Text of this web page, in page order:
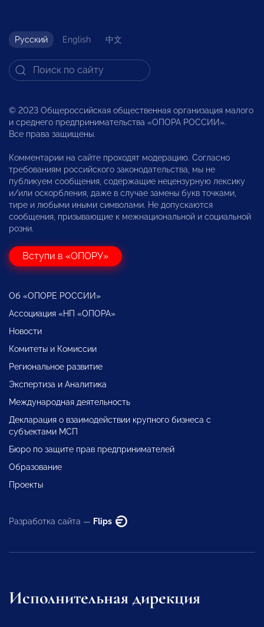
Русский English 中文
© 2023 Общероссийская общественная организация малого
и среднего предпринимательства «ОПОРА РОССИИ».
Все права защищены.
Комментарии на сайте проходят модерацию. Согласно
требованиям российского законодательства, мы не
публикуем сообщения, содержащие нецензурную лексику
и/или оскорбления, даже в случае замены букв точками,
тире и любыми иными символами. Не допускаются
сообщения, призывающие к межнациональной и социальной
розни.
Вступи в «ОПОРУ»
Об «ОПОРЕ РОССИИ»
Ассоциация «НП «ОПОРА»
Новости
Комитеты и Комиссии
Региональное развитие
Экспертиза и Аналитика
Международная деятельность
Декларация о взаимодействии крупного бизнеса с
субъектами МСП
Бюро по защите прав предпринимателей
Образование
Проекты
Разработка сайта — Flips
Исполнительная дирекция